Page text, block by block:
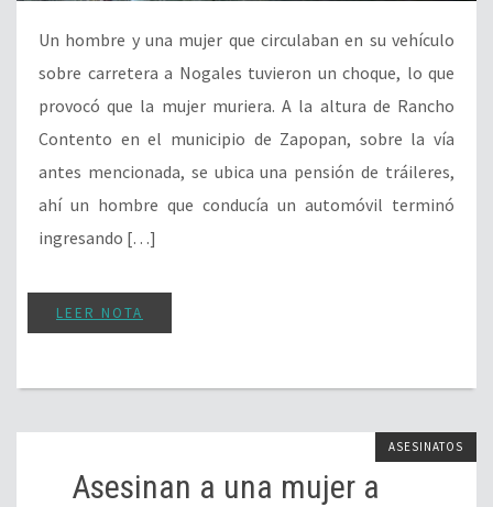
Un hombre y una mujer que circulaban en su vehículo
sobre carretera a Nogales tuvieron un choque, lo que
provocó que la mujer muriera. A la altura de Rancho
Contento en el municipio de Zapopan, sobre la vía
antes mencionada, se ubica una pensión de tráileres,
ahí un hombre que conducía un automóvil terminó
ingresando […]
LEER NOTA
ASESINATOS
Asesinan a una mujer a